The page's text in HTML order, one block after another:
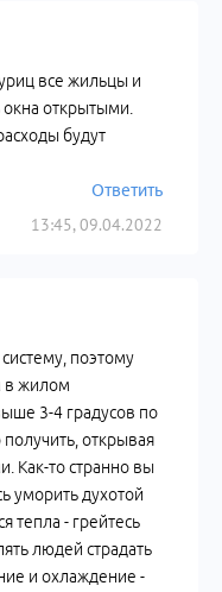
13:45, 09.04.2022
все жильцы и
открытыми.
будут
Ответить
поэтому
в жилом
3-4 градусов по
открывая
Как-то странно вы
уморить духотой
тепла - грейтесь
людей страдать
и охлаждение -